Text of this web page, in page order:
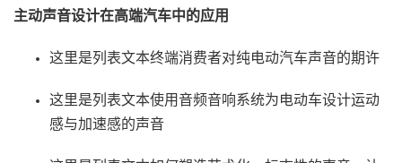
主动声音设计在高端汽车中的应用
这里是列表文本终端消费者对纯电动汽车声音的期许
这里是列表文本使用音频音响系统为电动车设计运动
感与加速感的声音